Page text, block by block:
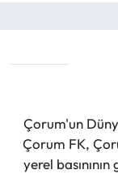
Çorum'un
Çorum FK,
yerel